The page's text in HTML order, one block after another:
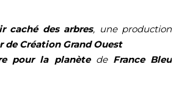
caché des arbres, une production
de Création Grand Ouest
pour la planètede France Bleu